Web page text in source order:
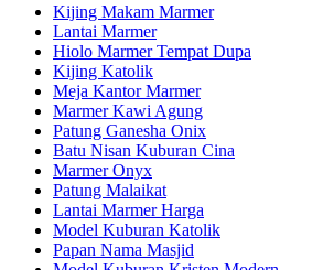
Kijing Makam Marmer
Lantai Marmer
Hiolo Marmer Tempat Dupa
Kijing Katolik
Meja Kantor Marmer
Marmer Kawi Agung
Patung Ganesha Onix
Batu Nisan Kuburan Cina
Marmer Onyx
Patung Malaikat
Lantai Marmer Harga
Model Kuburan Katolik
Papan Nama Masjid